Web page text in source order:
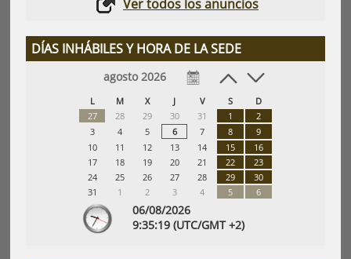
Ver todos los anuncios
DÍAS INHÁBILES Y HORA DE LA SEDE
agosto 2026
L M X J V S
D
27
28 29 30 31 1
2
3
4 5 6 7 8
9
10
11 12 13 14 15
16
17
18 19 20 21 22
23
24
25 26 27 28 29
30
31
1 2 3 4 5 6
06/08/2026
9:35:19 (UTC/GMT +2)